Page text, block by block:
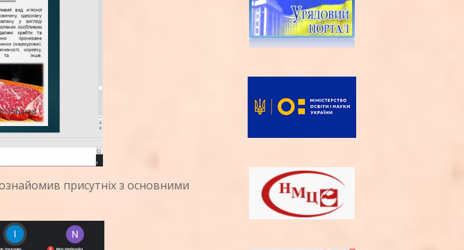
присутніх з основними